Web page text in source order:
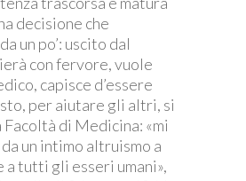
decisione che
un po’: uscito dal
con fervore, vuole
capisce d’essere
per aiutare gli altri, si
di Medicina: «mi
un intimo altruismo a
a tutti gli esseri umani»,